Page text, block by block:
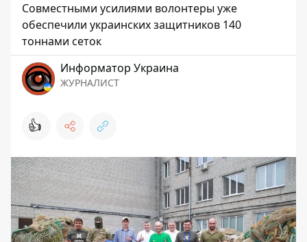
Совместными усилиями волонтеры уже
обеспечили украинских защитников 140
тоннами сеток
Информатор Украина
ЖУРНАЛИСТ
👍